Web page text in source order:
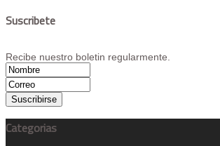
Suscribete
Recibe nuestro boletin regularmente.
Categorias